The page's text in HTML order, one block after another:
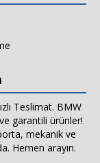
Teslimat. BMW
garantili ürünler!
mekanik ve
Hemen arayın.